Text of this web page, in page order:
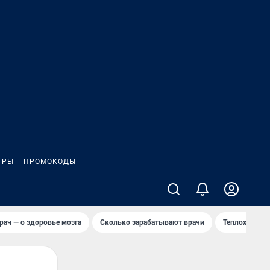
ПРОМОКОДЫ
— о здоровье мозга Сколько зарабатывают врачи Теплоход